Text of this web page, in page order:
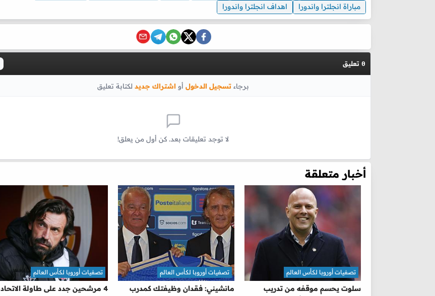
مباراة انجلترا واندورا
اهداف انجلترا واندورا
0 تعليق
برجاء تسجيل الدخول أو اشتراك جديد لكتابة تعليق
لا توجد تعليقات بعد. كن أول من يعلق!
أخبار متعلقة
سلوت يحسم موقفه من تدريب
تصفيات أوروبا لكأس العالم
مانشيني: فقدان وظيفتك كمدرب
تصفيات أوروبا لكأس العالم
4 مرشحين جدد على طاولة الاتحاد
تصفيات أوروبا لكأس العالم